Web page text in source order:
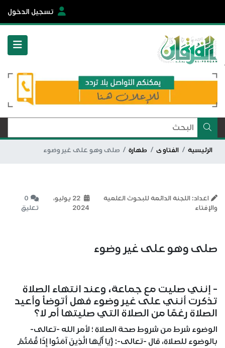
تسجيل الدخول
الرئيسية الفتاوى طهارة صلى وهو على غير وضوء
اعداد: اللجنة الدائمة للبحوث العلمية
والإفتاء
22 يوليو،
2024
0
تعليق
صلى وهو على غير وضوء
- إنني صليت مع جماعة، وعند انتهاء الصلاة
تذكرت أنني على غير وضوء فهل أتوضأ وأعيد
الصلاة رغمًا من الصلاة التي صليتها أم لا؟
الوضوء شرط من شروط صحة الصلاة ؛ لأمر الله -تعالى-
بالوضوء للصلاة، قال -تعالى-: {يَا أَيُّهَا الَّذِينَ آمَنُوا إِذَا قُمْتُمْ